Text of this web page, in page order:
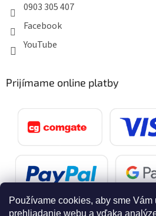
Používame cookies, aby sme
prehliadanie webu a vďaka
0903 305 407
Facebook
YouTube
Prijímame online platby